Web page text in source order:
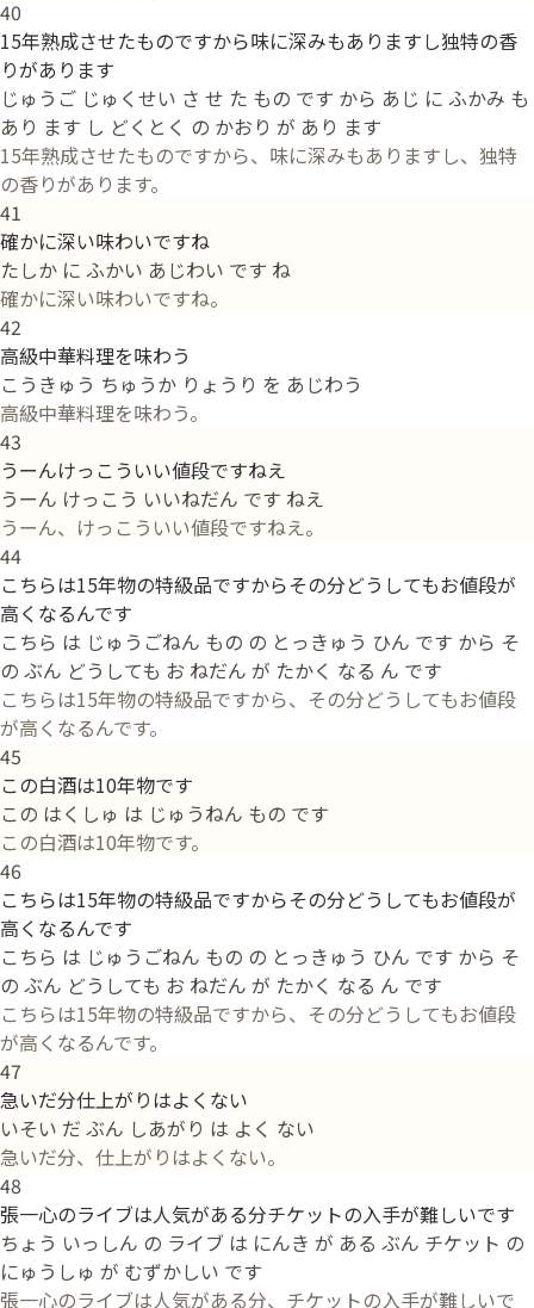
40
15年熟成させたものですから味に深みもありますし独特の香
りがあります
じゅうご じゅくせい さ せ た もの です から あじ に ふかみ も
あり ます し どくとく の かおり が あり ます
15年熟成させたものですから、味に深みもありますし、独特
の香りがあります。
41
確かに深い味わいですね
たしか に ふかい あじわい です ね
確かに深い味わいですね。
42
高級中華料理を味わう
こうきゅう ちゅうか りょうり を あじわう
高級中華料理を味わう。
43
うーんけっこういい値段ですねえ
うーん けっこう いいねだん です ねえ
うーん、けっこういい値段ですねえ。
44
こちらは15年物の特級品ですからその分どうしてもお値段が
高くなるんです
こちら は じゅうごねん もの の とっきゅう ひん です から そ
の ぶん どうしても お ねだん が たかく なる ん です
こちらは15年物の特級品ですから、その分どうしてもお値段
が高くなるんです。
45
この白酒は10年物です
この はくしゅ は じゅうねん もの です
この白酒は10年物です。
46
こちらは15年物の特級品ですからその分どうしてもお値段が
高くなるんです
こちら は じゅうごねん もの の とっきゅう ひん です から そ
の ぶん どうしても お ねだん が たかく なる ん です
こちらは15年物の特級品ですから、その分どうしてもお値段
が高くなるんです。
47
急いだ分仕上がりはよくない
いそい だ ぶん しあがり は よく ない
急いだ分、仕上がりはよくない。
48
張一心のライブは人気がある分チケットの入手が難しいです
ちょう いっしん の ライブ は にんき が ある ぶん チケット の
にゅうしゅ が むずかしい です
張一心のライブは人気がある分、チケットの入手が難しいで